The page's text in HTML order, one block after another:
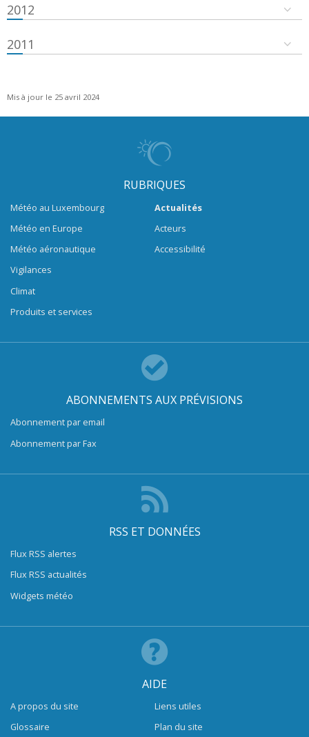
2012
2011
Mis à jour le 25 avril 2024
RUBRIQUES
Météo au Luxembourg
Météo en Europe
Météo aéronautique
Vigilances
Climat
Produits et services
Actualités
Acteurs
Accessibilité
ABONNEMENTS AUX PRÉVISIONS
Abonnement par email
Abonnement par Fax
RSS ET DONNÉES
Flux RSS alertes
Flux RSS actualités
Widgets météo
AIDE
A propos du site
Glossaire
Liens utiles
Plan du site